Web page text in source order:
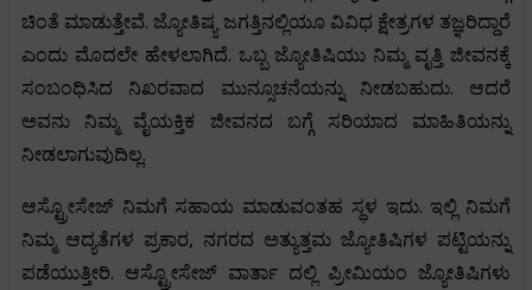
ಚಿಂತೆ ಮಾಡುತ್ತೇವೆ. ಜ್ಯೋತಿಷ್ಯ ಜಗತ್ತಿನಲ್ಲಿಯೂ ವಿವಿಧ ಕ್ಷೇತ್ರಗಳ ತಜ್ಞರಿದ್ದಾರೆ
ಎಂದು ಮೊದಲೇ ಹೇಳಲಾಗಿದೆ. ಒಬ್ಬ ಜ್ಯೋತಿಷಿಯು ನಿಮ್ಮ ವೃತ್ತಿ ಜೀವನಕ್ಕೆ
ಸಂಬಂಧಿಸಿದ ನಿಖರವಾದ ಮುನ್ಸೂಚನೆಯನ್ನು ನೀಡಬಹುದು. ಆದರೆ
ಅವನು ನಿಮ್ಮ ವೈಯಕ್ತಿಕ ಜೀವನದ ಬಗ್ಗೆ ಸರಿಯಾದ ಮಾಹಿತಿಯನ್ನು
ನೀಡಲಾಗುವುದಿಲ್ಲ.
ಆಸ್ಟ್ರೋಸೇಜ್ ನಿಮಗೆ ಸಹಾಯ ಮಾಡುವಂತಹ ಸ್ಥಳ ಇದು. ಇಲ್ಲಿ ನಿಮಗೆ
ನಿಮ್ಮ ಆದ್ಯತೆಗಳ ಪ್ರಕಾರ, ನಗರದ ಅತ್ಯುತ್ತಮ ಜ್ಯೋತಿಷಿಗಳ ಪಟ್ಟಿಯನ್ನು
ಪಡೆಯುತ್ತೀರಿ. ಆಸ್ಟ್ರೋಸೇಜ್ ವಾರ್ತಾ ದಲ್ಲಿ ಪ್ರೀಮಿಯಂ ಜ್ಯೋತಿಷಿಗಳು